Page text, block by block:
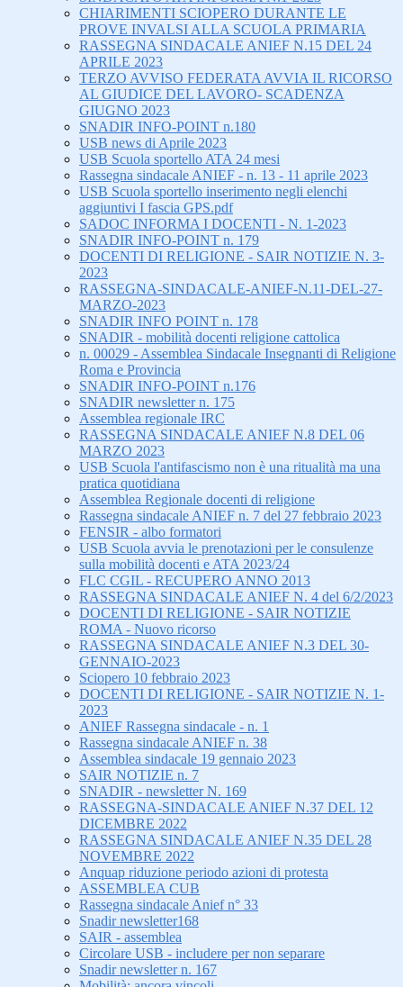
CHIARIMENTI SCIOPERO DURANTE LE
PROVE INVALSI ALLA SCUOLA PRIMARIA
RASSEGNA SINDACALE ANIEF N.15 DEL 24
APRILE 2023
TERZO AVVISO FEDERATA AVVIA IL RICORSO
AL GIUDICE DEL LAVORO- SCADENZA
GIUGNO 2023
SNADIR INFO-POINT n.180
USB news di Aprile 2023
USB Scuola sportello ATA 24 mesi
Rassegna sindacale ANIEF - n. 13 - 11 aprile 2023
USB Scuola sportello inserimento negli elenchi
aggiuntivi I fascia GPS.pdf
SADOC INFORMA I DOCENTI - N. 1-2023
SNADIR INFO-POINT n. 179
DOCENTI DI RELIGIONE - SAIR NOTIZIE N. 3-
2023
RASSEGNA-SINDACALE-ANIEF-N.11-DEL-27-
MARZO-2023
SNADIR INFO POINT n. 178
SNADIR - mobilità docenti religione cattolica
n. 00029 - Assemblea Sindacale Insegnanti di Religione
Roma e Provincia
SNADIR INFO-POINT n.176
SNADIR newsletter n. 175
Assemblea regionale IRC
RASSEGNA SINDACALE ANIEF N.8 DEL 06
MARZO 2023
USB Scuola l'antifascismo non è una ritualità ma una
pratica quotidiana
Assemblea Regionale docenti di religione
Rassegna sindacale ANIEF n. 7 del 27 febbraio 2023
FENSIR - albo formatori
USB Scuola avvia le prenotazioni per le consulenze
sulla mobilità docenti e ATA 2023/24
FLC CGIL - RECUPERO ANNO 2013
RASSEGNA SINDACALE ANIEF N. 4 del 6/2/2023
DOCENTI DI RELIGIONE - SAIR NOTIZIE
ROMA - Nuovo ricorso
RASSEGNA SINDACALE ANIEF N.3 DEL 30-
GENNAIO-2023
Sciopero 10 febbraio 2023
DOCENTI DI RELIGIONE - SAIR NOTIZIE N. 1-
2023
ANIEF Rassegna sindacale - n. 1
Rassegna sindacale ANIEF n. 38
Assemblea sindacale 19 gennaio 2023
SAIR NOTIZIE n. 7
SNADIR - newsletter N. 169
RASSEGNA-SINDACALE ANIEF N.37 DEL 12
DICEMBRE 2022
RASSEGNA SINDACALE ANIEF N.35 DEL 28
NOVEMBRE 2022
Anquap riduzione periodo azioni di protesta
ASSEMBLEA CUB
Rassegna sindacale Anief n° 33
Snadir newsletter168
SAIR - assemblea
Circolare USB - includere per non separare
Snadir newsletter n. 167